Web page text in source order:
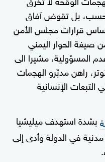
فحسب، بل تقوض آفاق
قرارات مجلس الأمن
صيغة الحوار اليمني
المسؤولية، مشيرا الى
راهن مدبّرو الهجمات
التبعات الإنسانية
بشدة استهدف ميليشيا
في الدولة وأدى إلى